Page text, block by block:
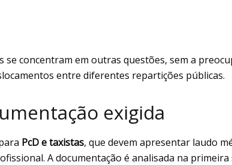
se concentram em outras questões, sem a
entre diferentes repartições públicas.
exigida
PcD e taxistas, que devem apresentar laudo
A documentação é analisada na primeira